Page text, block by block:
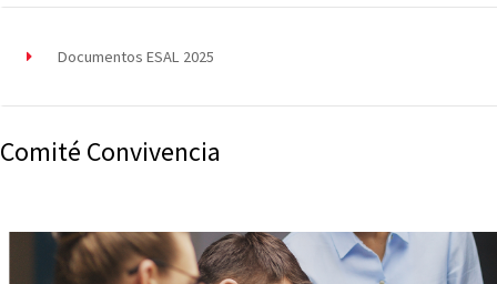
Documentos ESAL 2025
Comité Convivencia